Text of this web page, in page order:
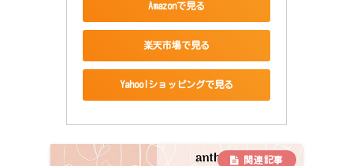
Amazonで見る
楽天市場で見る
Yahoo!ショッピングで見る